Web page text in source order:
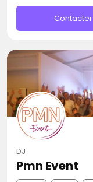
Contacter
DJ
Pmn Event